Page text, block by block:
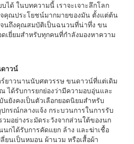
ได้ ในบทความนี้ เราจะเจาะลึกโลก
คุณประโยชน์มากมายของมัน ตั้งแต่ต้น
จนถึงคุณสมบัติเป็นฉนวนที่น่าทึ่ง ขน
ดเยี่ยมสำหรับทุกคนที่กำลังมองหาความ
าวน์
ยาวนานนับศตวรรษ ขนดาวน์ที่แต่เดิม
ได้รับการยกย่องว่ามีความอบอุ่นและ
นยังคงเป็นตัวเลือกยอดนิยมสำหรับ
ปกรณ์กลางแจ้ง กระบวนการในการรับ
มอย่างระมัดระวังจากส่วนใต้ของนก
กได้รับการคัดแยก ล้าง และฆ่าเชื้อ
ยนเป็นหมอน ผ้านวม หรือเสื้อผ้า